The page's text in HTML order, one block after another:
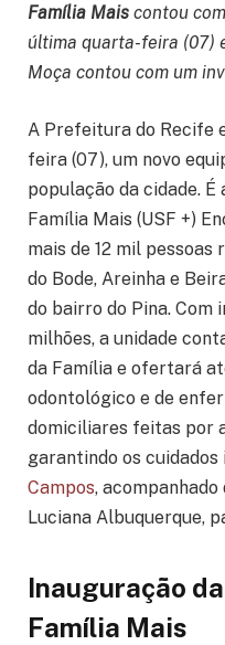
Família Mais contou
última quarta-feira (07)
Moça contou com um
A Prefeitura do Recife
feira (07), um novo
população da cidade. É
Família Mais (USF +)
mais de 12 mil pessoas
do Bode, Areinha e
do bairro do Pina. Com
milhões, a unidade
da Família e ofertará
odontológico e de
domiciliares feitas por
garantindo os cuidados
Campos,
Luciana Albuquerque,
Inauguração
Família Mais